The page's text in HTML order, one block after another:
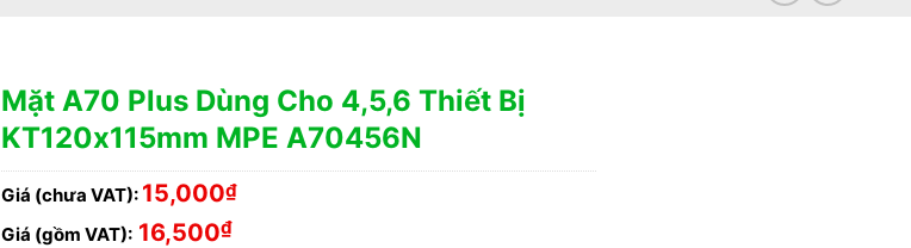
Mặt A70 Plus Dùng Cho 4,5,6 Thiết Bị
KT120x115mm MPE A70456N
Giá (chưa VAT): 15,000₫
Giá (gồm VAT): 16,500₫